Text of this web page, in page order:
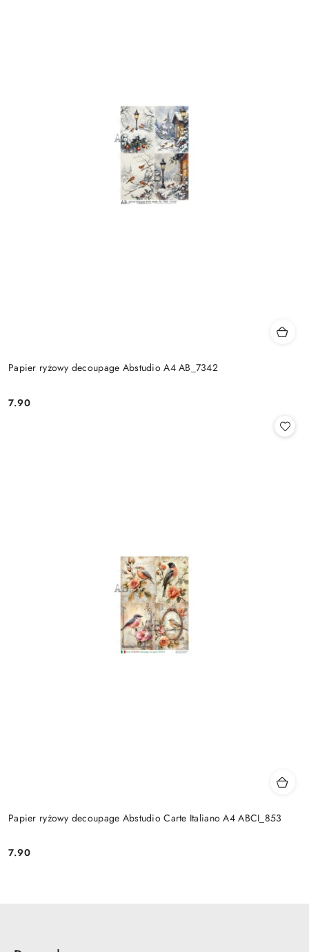
Papier ryżowy decoupage Abstudio A4 AB_7342
Cena:
7.90
Papier ryżowy decoupage Abstudio Carte Italiano A4 ABCI_853
Cena:
7.90